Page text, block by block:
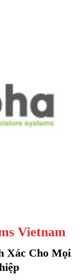
Vietnam
Xác Cho Mọi